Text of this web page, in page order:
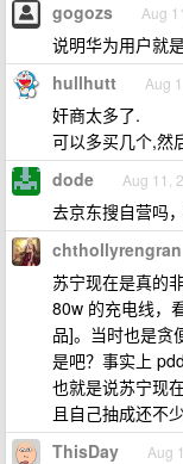
gogozs Aug
说明华为用户就
hullhutt Aug
奸商太多了.
可以多买几个,然
dode Aug 11,
去京东搜自营吗
chthollyrengran
苏宁现在是真的
80w 的充电线，
品]。当时也是贪
是吧？事实上
也就是说苏宁现
且自己抽成还不少
ThisDay Aug